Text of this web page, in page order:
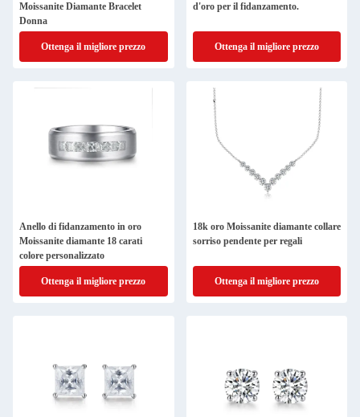
Moissanite Diamante Bracelet
Donna
Ottenga il migliore prezzo
d'oro per il fidanzamento.
Ottenga il migliore prezzo
Anello di fidanzamento in oro
Moissanite diamante 18 carati
colore personalizzato
Ottenga il migliore prezzo
18k oro Moissanite diamante collare
sorriso pendente per regali
Ottenga il migliore prezzo